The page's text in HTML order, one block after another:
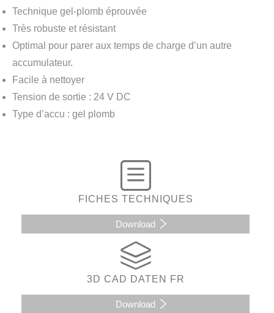
Technique gel-plomb éprouvée
Très robuste et résistant
Optimal pour parer aux temps de charge d’un autre
accumulateur.
Facile à nettoyer
Tension de sortie : 24 V DC
Type d’accu : gel plomb
FICHES TECHNIQUES
Download
3D CAD DATEN FR
Download